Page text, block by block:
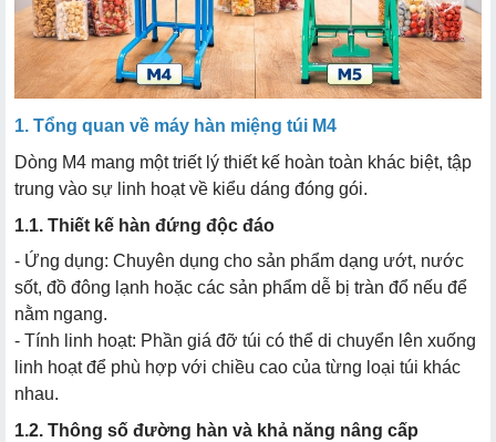
2.1. Cấu tạo thanh hàn đặc trưng
2.2. Khả năng tương thích bao bì
2.3. Hiệu quả kinh tế
1. Tổng quan về máy hàn miệng túi M4
Dòng M4 mang một triết lý thiết kế hoàn toàn khác biệt, tập
trung vào sự linh hoạt về kiểu dáng đóng gói.
1.1. Thiết kế hàn đứng độc đáo
- Ứng dụng: Chuyên dụng cho sản phẩm dạng ướt, nước
sốt, đồ đông lạnh hoặc các sản phẩm dễ bị tràn đổ nếu để
nằm ngang.
- Tính linh hoạt: Phần giá đỡ túi có thể di chuyển lên xuống
linh hoạt để phù hợp với chiều cao của từng loại túi khác
nhau.
1.2. Thông số đường hàn và khả năng nâng cấp